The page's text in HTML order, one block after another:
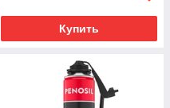
Купить